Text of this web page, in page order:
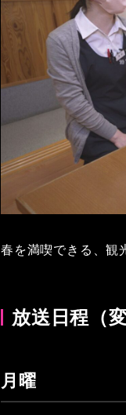
春を満喫できる、観
放送日程（
月曜